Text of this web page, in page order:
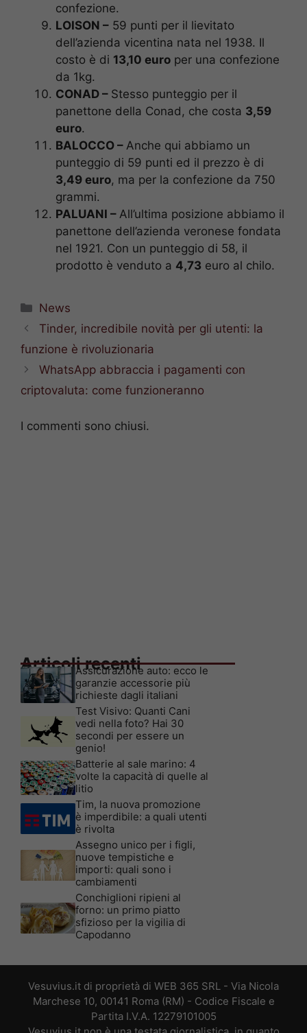
confezione.
LOISON – 59 punti per il lievitato
dell’azienda vicentina nata nel 1938. Il
costo è di 13,10 euro per una confezione
da 1kg.
CONAD – Stesso punteggio per il
panettone della Conad, che costa 3,59
euro.
BALOCCO – Anche qui abbiamo un
punteggio di 59 punti ed il prezzo è di
3,49 euro, ma per la confezione da 750
grammi.
PALUANI – All’ultima posizione abbiamo il
panettone dell’azienda veronese fondata
nel 1921. Con un punteggio di 58, il
prodotto è venduto a 4,73 euro al chilo.
Categorie
News
Tinder, incredibile novità per gli utenti: la
funzione è rivoluzionaria
WhatsApp abbraccia i pagamenti con
criptovaluta: come funzioneranno
I commenti sono chiusi.
Articoli recenti
Assicurazione auto: ecco le
garanzie accessorie più
richieste dagli italiani
Test Visivo: Quanti Cani
vedi nella foto? Hai 30
secondi per essere un
genio!
Batterie al sale marino: 4
volte la capacità di quelle al
litio
Tim, la nuova promozione
è imperdibile: a quali utenti
è rivolta
Assegno unico per i figli,
nuove tempistiche e
importi: quali sono i
cambiamenti
Conchiglioni ripieni al
forno: un primo piatto
sfizioso per la vigilia di
Capodanno
Vesuvius.it di proprietà di WEB 365 SRL - Via Nicola
Marchese 10, 00141 Roma (RM) - Codice Fiscale e
Partita I.V.A. 12279101005